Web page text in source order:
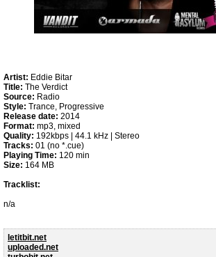
Artist: Eddie Bitar
Title: The Verdict
Source: Radio
Style: Trance, Progressive
Release date: 2014
Format: mp3, mixed
Quality: 192kbps | 44.1 kHz | Stereo
Tracks: 01 (no *.cue)
Playing Time: 120 min
Size: 164 MB
Tracklist:
n/a
letitbit.net
uploaded.net